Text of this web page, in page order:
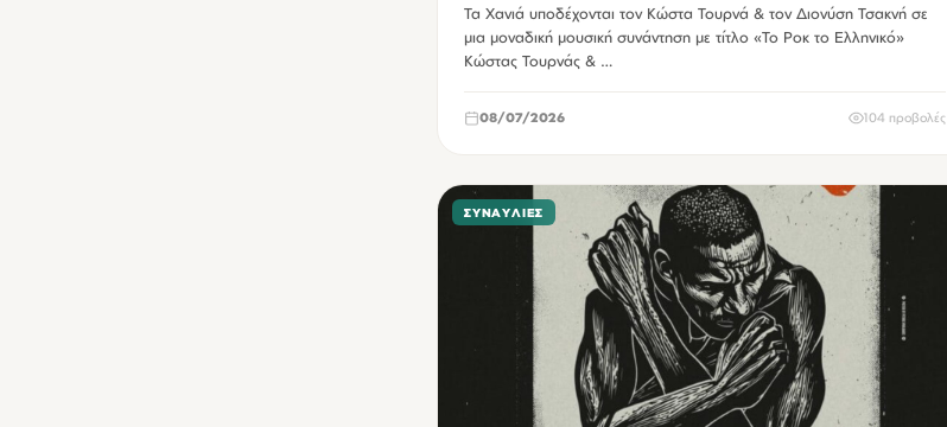
Τα Χανιά υποδέχονται τον Κώστα Τουρνά & τον Διονύση Τσακνή σε
μια μοναδική μουσική συνάντηση με τίτλο «Το Ροκ το Ελληνικό»
Κώστας Τουρνάς & …
08/07/2026 104 προβολές
ΣΥΝΑΥΛΊΕΣ